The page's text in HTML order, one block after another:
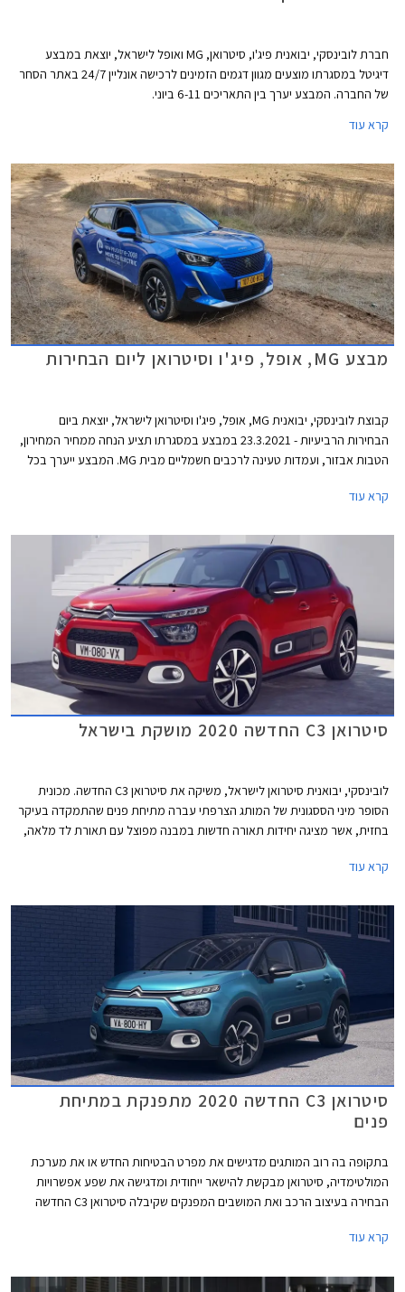
חברת לובינסקי, יבואנית פיג'ו, סיטרואן, MG ואופל לישראל, יוצאת במבצע
דיגיטל במסגרתו מוצעים מגוון דגמים הזמינים לרכישה אונליין 24/7 באתר הסחר
של החברה. המבצע יערך בין התאריכים 6-11 ביוני.
קרא עוד
מבצע MG, אופל, פיג'ו וסיטרואן ליום הבחירות
קבוצת לובינסקי, יבואנית MG, אופל, פיג'ו וסיטרואן לישראל, יוצאת ביום
הבחירות הרביעיות - 23.3.2021 במבצע במסגרתו תציע הנחה ממחיר המחירון,
הטבות אבזור, ועמדות טעינה לרכבים חשמליים מבית MG. המבצע ייערך בכל
קרא עוד
סיטרואן C3 החדשה 2020 מושקת בישראל
לובינסקי, יבואנית סיטרואן לישראל, משיקה את סיטרואן C3 החדשה. מכונית
הסופר מיני הססגונית של המותג הצרפתי עברה מתיחת פנים שהתמקדה בעיקר
בחזית, אשר מציגה יחידות תאורה חדשות במבנה מפוצל עם תאורת לד מלאה,
גונית לגג ולעיטורים חיצוניים, ואפשרות להוספת מדבקות מעוצבות.
קרא עוד
סיטרואן C3 החדשה 2020 מתפנקת במתיחת
פנים
בתקופה בה רוב המותגים מדגישים את מפרט הבטיחות החדש או את מערכת
המולטימדיה, סיטרואן מבקשת להישאר ייחודית ומדגישה את שפע אפשרויות
הבחירה בעיצוב הרכב ואת המושבים המפנקים שקיבלה סיטרואן C3 החדשה
קרא עוד